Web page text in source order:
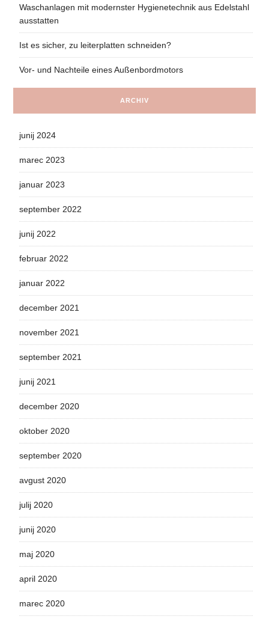
Waschanlagen mit modernster Hygienetechnik aus Edelstahl
ausstatten
Ist es sicher, zu leiterplatten schneiden?
Vor- und Nachteile eines Außenbordmotors
ARCHIV
junij 2024
marec 2023
januar 2023
september 2022
junij 2022
februar 2022
januar 2022
december 2021
november 2021
september 2021
junij 2021
december 2020
oktober 2020
september 2020
avgust 2020
julij 2020
junij 2020
maj 2020
april 2020
marec 2020